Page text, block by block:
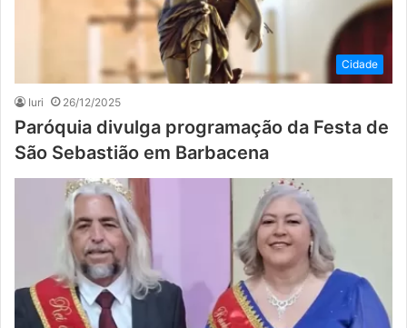
Cidade
Iuri 26/12/2025
Paróquia divulga programação da Festa de
São Sebastião em Barbacena